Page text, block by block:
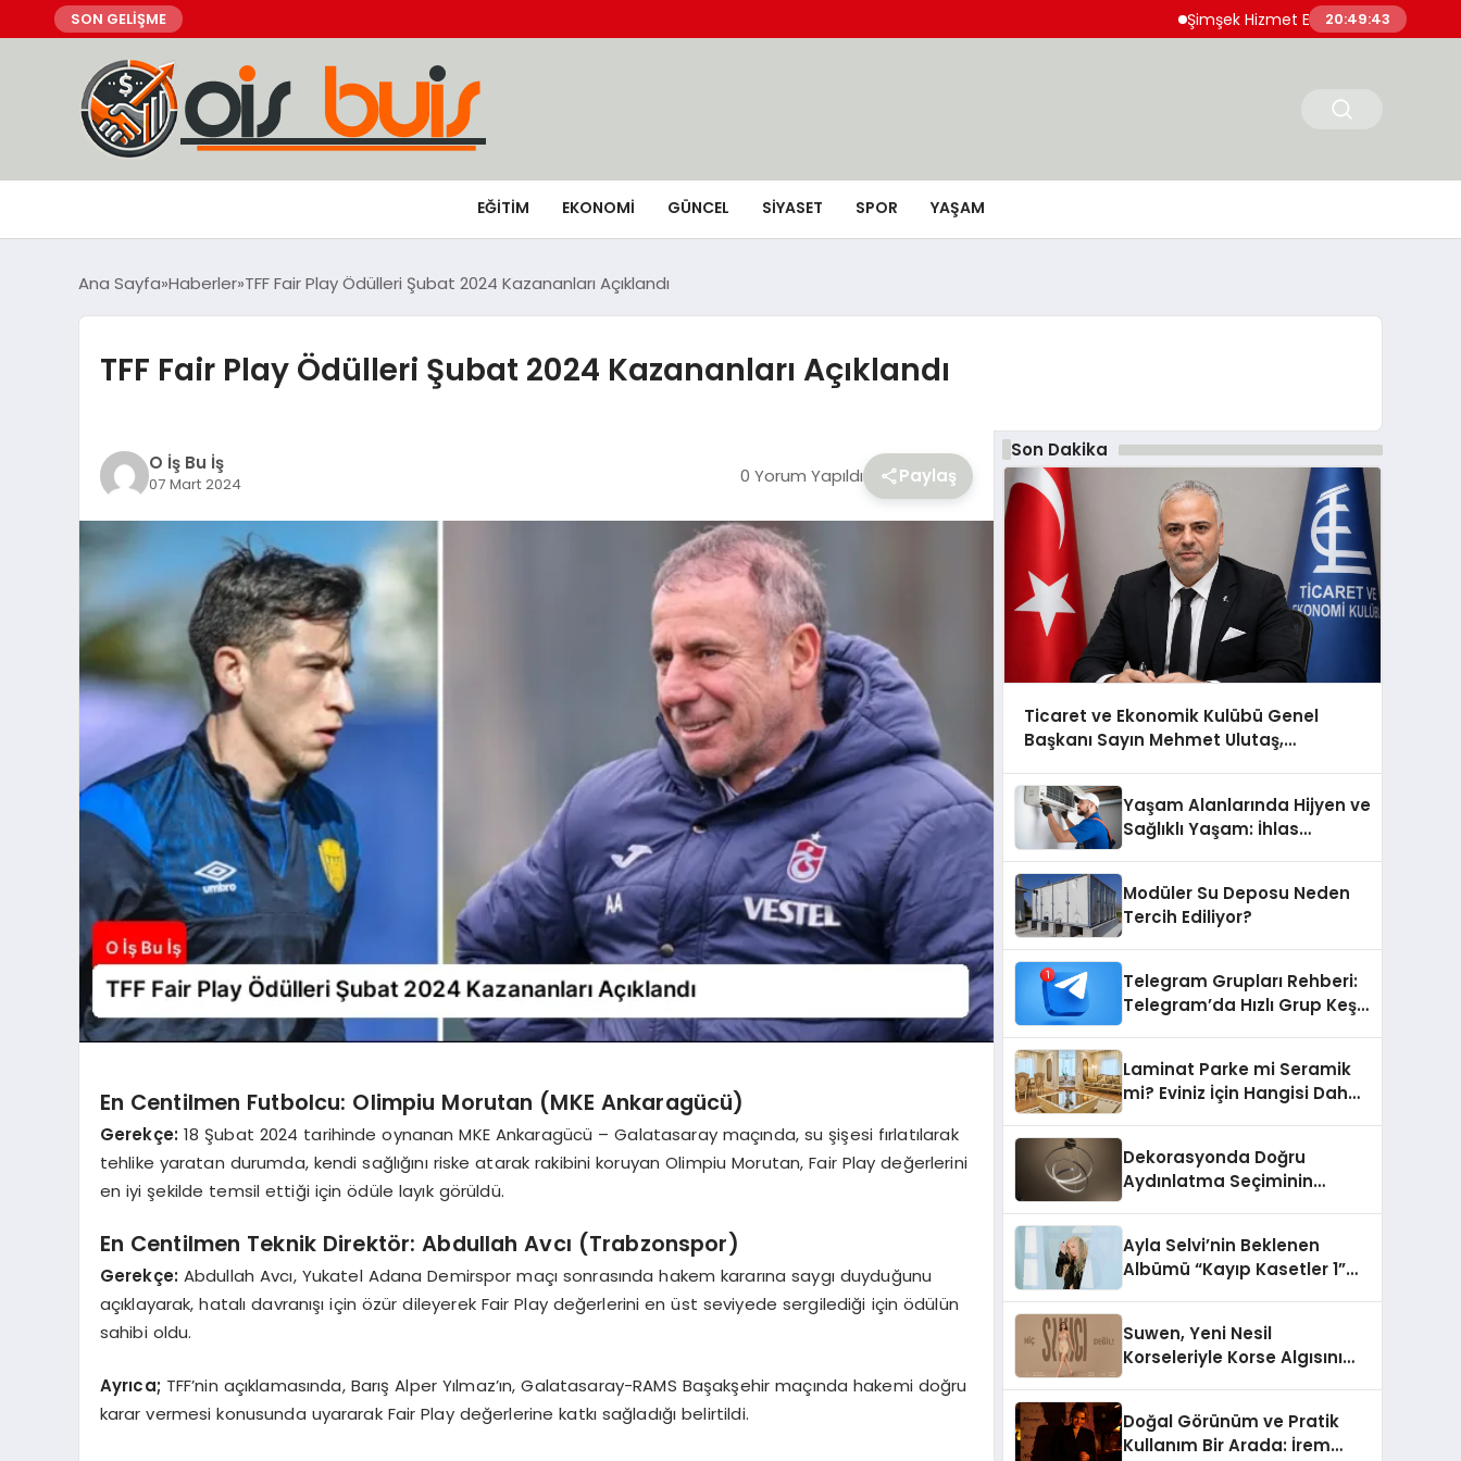
SON GELİŞME Şimşek Hizmet Enflasyonunda Katılığın
20:49:44
EĞİTİM EKONOMİ GÜNCEL SIYASET SPOR YAŞAM
Ana Sayfa Haberler TFF Fair Play Ödülleri Şubat 2024 Kazananları Açıklandı
TFF Fair Play Ödülleri Şubat 2024 Kazananları Açıklandı
O İş Bu İş
07 Mart 2024 0 Yorum Yapıldı Paylaş
En Centilmen Futbolcu: Olimpiu Morutan (MKE Ankaragücü)
Gerekçe: 18 Şubat 2024 tarihinde oynanan MKE Ankaragücü – Galatasaray maçında, su şişesi fırlatılarak
tehlike yaratan durumda, kendi sağlığını riske atarak rakibini koruyan Olimpiu Morutan, Fair Play değerlerini
en iyi şekilde temsil ettiği için ödüle layık görüldü.
En Centilmen Teknik Direktör: Abdullah Avcı (Trabzonspor)
Gerekçe: Abdullah Avcı, Yukatel Adana Demirspor maçı sonrasında hakem kararına saygı duyduğunu
açıklayarak, hatalı davranışı için özür dileyerek Fair Play değerlerini en üst seviyede sergilediği için ödülün
sahibi oldu.
Ayrıca; TFF’nin açıklamasında, Barış Alper Yılmaz’ın, Galatasaray-RAMS Başakşehir maçında hakemi doğru
karar vermesi konusunda uyararak Fair Play değerlerine katkı sağladığı belirtildi.
Son Dakika
Ticaret ve Ekonomik Kulübü Genel
Başkanı Sayın Mehmet Ulutaş,
şunları kaydetti:
Yaşam Alanlarında Hijyen ve
Sağlıklı Yaşam: İhlas
Modüler Su Deposu Neden
Tercih Ediliyor?
Telegram Grupları Rehberi:
Telegram’da Hızlı Grup Keşfi
Laminat Parke mi Seramik
mi? Eviniz İçin Hangisi Daha
Dekorasyonda Doğru
Aydınlatma Seçiminin
Ayla Selvi’nin Beklenen
Albümü “Kayıp Kasetler 1”
Suwen, Yeni Nesil
Korseleriyle Korse Algısını
Doğal Görünüm ve Pratik
Kullanım Bir Arada: İrem